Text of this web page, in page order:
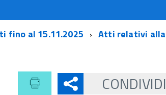
fino al 15.11.2025 Atti relativi alla
CONDIVIDI